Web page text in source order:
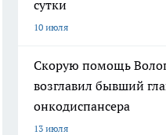
сутки
10 июля
Скорую помощь
возглавил бывший
онкодиспансера
13 июля